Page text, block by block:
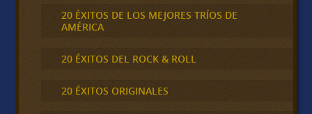
20 ÉXITOS DE LOS MEJORES TRÍOS DE
AMÉRICA
20 ÉXITOS DEL ROCK & ROLL
20 ÉXITOS ORIGINALES